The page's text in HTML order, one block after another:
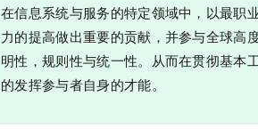
在信息系统与服务的特定领域中，以最职
力的提高做出重要的贡献，并参与全球高
明性，规则性与统一性。从而在贯彻基本
的发挥参与者自身的才能。